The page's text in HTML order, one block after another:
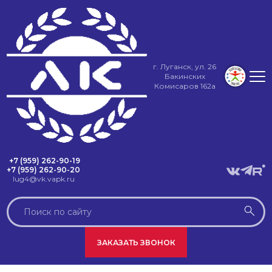
г. Луганск, ул. 26
Бакинских
Комисаров 162а
+7 (959) 262-90-19
+7 (959) 262-90-20
lug4@vk.vapk.ru
ЗАКАЗАТЬ ЗВОНОК